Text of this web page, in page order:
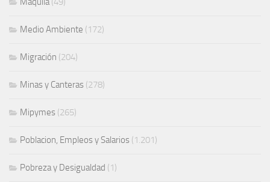
Medio Ambiente (172)
Migración (204)
Minas y Canteras (278)
Mipymes (265)
Poblacion, Empleos y Salarios (1.201)
Pobreza y Desigualdad (1)